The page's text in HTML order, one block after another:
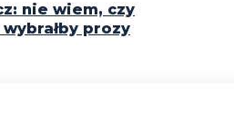
nie wiem, czy
prozy